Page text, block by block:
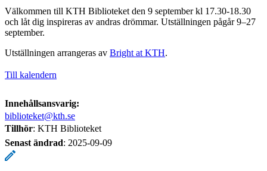
Välkommen till KTH Biblioteket den 9 september kl 17.30-18.30
och låt dig inspireras av andras drömmar. Utställningen pågår 9–27
september.
Utställningen arrangeras av Bright at KTH.
Till kalendern
Innehållsansvarig:
biblioteket@kth.se
Tillhör: KTH Biblioteket
Senast ändrad: 2025-09-09